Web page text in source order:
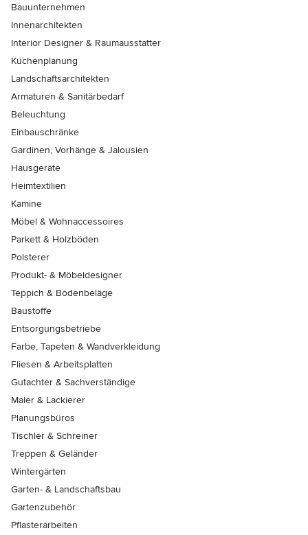
Bauunternehmen
Innenarchitekten
Interior Designer & Raumausstatter
Küchenplanung
Landschaftsarchitekten
Armaturen & Sanitärbedarf
Beleuchtung
Einbauschränke
Gardinen, Vorhänge & Jalousien
Hausgeräte
Heimtextilien
Kamine
Möbel & Wohnaccessoires
Parkett & Holzböden
Polsterer
Produkt- & Möbeldesigner
Teppich & Bodenbeläge
Baustoffe
Entsorgungsbetriebe
Farbe, Tapeten & Wandverkleidung
Fliesen & Arbeitsplatten
Gutachter & Sachverständige
Maler & Lackierer
Planungsbüros
Tischler & Schreiner
Treppen & Geländer
Wintergärten
Garten- & Landschaftsbau
Gartenzubehör
Pflasterarbeiten